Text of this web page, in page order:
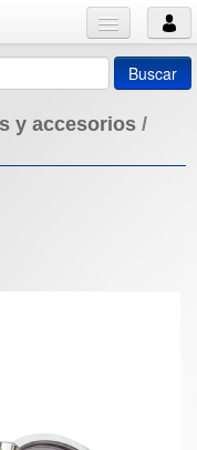
Buscar
y accesorios /